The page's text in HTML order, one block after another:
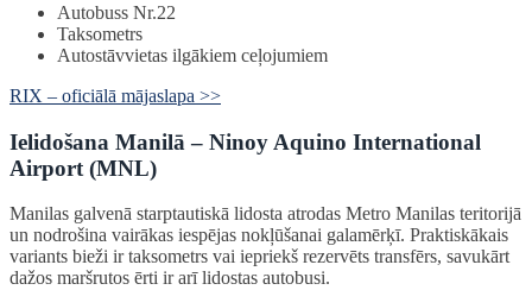
Autobuss Nr.22
Taksometrs
Autostāvvietas ilgākiem ceļojumiem
RIX – oficiālā mājaslapa >>
Ielidošana Manilā – Ninoy Aquino International
Airport (MNL)
Manilas galvenā starptautiskā lidosta atrodas Metro Manilas teritorijā
un nodrošina vairākas iespējas nokļūšanai galamērķī. Praktiskākais
variants bieži ir taksometrs vai iepriekš rezervēts transfērs, savukārt
dažos maršrutos ērti ir arī lidostas autobusi.